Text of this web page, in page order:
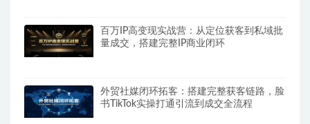
百万IP高变现实战营：从定位获客到私域批
量成交，搭建完整IP商业闭环
外贸社媒闭环拓客：搭建完整获客链路，脸
书TikTok实操打通引流到成交全流程